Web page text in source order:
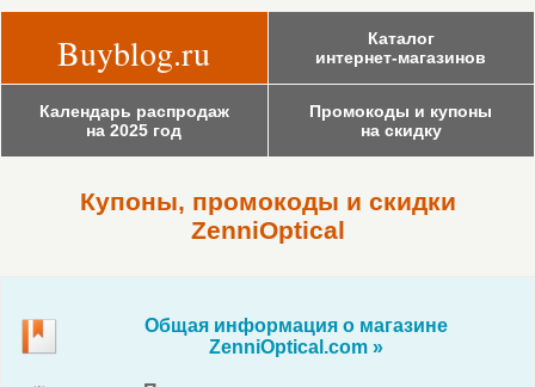
Buyblog.ru
Каталог
интернет-магазинов
Календарь распродаж
на 2025 год
Промокоды и купоны
на скидку
Купоны, промокоды и скидки
ZenniOptical
Общая информация о магазине
ZenniOptical.com »